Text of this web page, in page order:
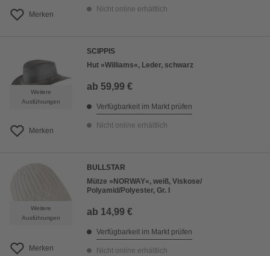
Merken
Nicht online erhältlich
Weitere
Ausführungen
Merken
SCIPPIS
Hut »Williams«, Leder, schwarz
ab 59,99 €
Verfügbarkeit im Markt prüfen
Nicht online erhältlich
Weitere
Ausführungen
Merken
BULLSTAR
Mütze »NORWAY«, weiß, Viskose/
Polyamid/Polyester, Gr. I
ab 14,99 €
Verfügbarkeit im Markt prüfen
Nicht online erhältlich